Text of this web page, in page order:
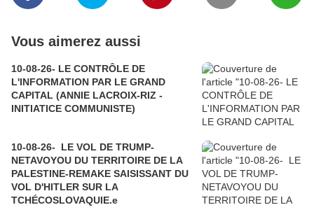
Vous aimerez aussi
10-08-26- LE CONTRÔLE DE
L'INFORMATION PAR LE GRAND
CAPITAL (ANNIE LACROIX-RIZ -
INITIATICE COMMUNISTE)
10-08-26- LE VOL DE TRUMP-
NETAVOYOU DU TERRITOIRE DE LA
PALESTINE-REMAKE SAISISSANT DU
VOL D'HITLER SUR LA
TCHÉCOSLOVAQUIE.e